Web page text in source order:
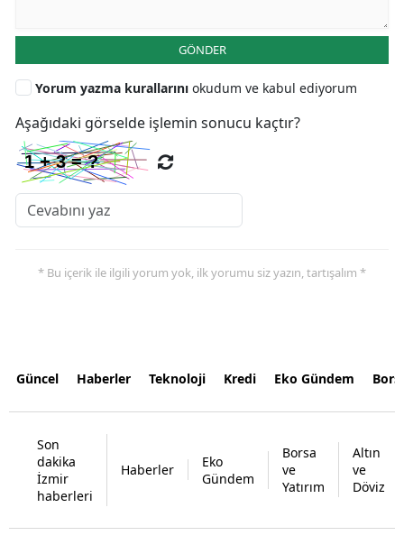
GÖNDER
Yorum yazma kurallarını okudum ve kabul ediyorum
Aşağıdaki görselde işlemin sonucu kaçtır?
* Bu içerik ile ilgili yorum yok, ilk yorumu siz yazın, tartışalım *
Güncel Haberler Teknoloji Kredi Eko Gündem
Son
dakika
İzmir
haberleri
Haberler
Eko
Gündem
Borsa
ve
Yatırım
Altın
ve
Döviz